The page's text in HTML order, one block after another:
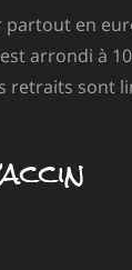
partout en
arrondi à
retraits sont